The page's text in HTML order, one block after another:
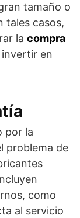
tamaño o
tales casos,
la compra
invertir en
por la
problema de
como
al servicio